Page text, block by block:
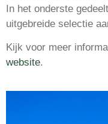
In het onderste
uitgebreide selectie
Kijk voor meer
website.